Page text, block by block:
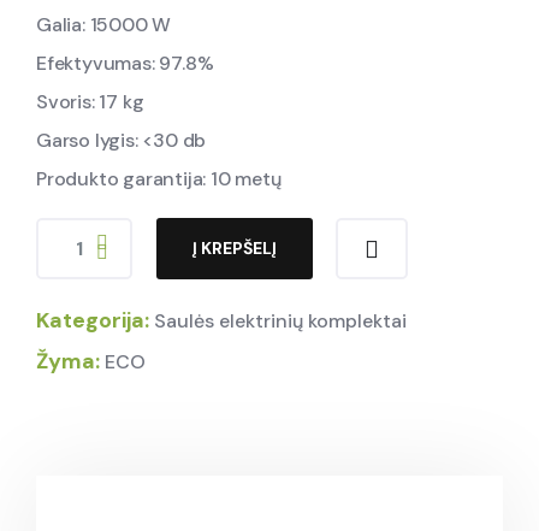
Galia: 15000 W
Efektyvumas: 97.8%
Svoris: 17 kg
Garso lygis: <30 db
Produkto garantija: 10 metų
Į KREPŠELĮ
Kategorija: Saulės elektrinių komplektai
Žyma: ECO